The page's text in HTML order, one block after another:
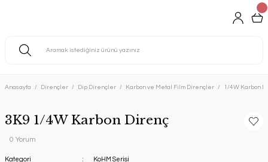
Anasayfa Dirençler Dip Dirençler Karbon ve Metal Film Dirençler 1/4W Karbon
3K9 1/4W Karbon Direnç
0 Yorum
Kategori
KoHM Serisi